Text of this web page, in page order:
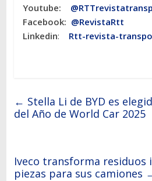
Youtube:
Facebook: @RevistaRtt
Linkedin: Rtt-revista-
← Stella Li de BYD es
del Año de World Car 2025
Iveco transforma residuos
piezas para sus camiones